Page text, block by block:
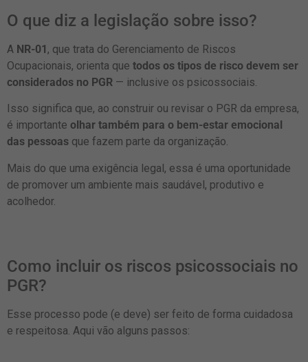
O que diz a legislação sobre isso?
A NR-01 , que trata do Gerenciamento de Riscos
Ocupacionais, orienta que todos os tipos de risco devem ser
considerados no PGR — inclusive os psicossociais.
Isso significa que, ao construir ou revisar o PGR da empresa,
é importante olhar também para o bem-estar emocional
das pessoas que fazem parte da organização.
Mais do que uma exigência legal, essa é uma oportunidade
de promover um ambiente mais saudável, produtivo e
acolhedor.
Como incluir os riscos psicossociais no
PGR?
Esse processo pode (e deve) ser feito de forma cuidadosa
e respeitosa. Aqui vão alguns passos: